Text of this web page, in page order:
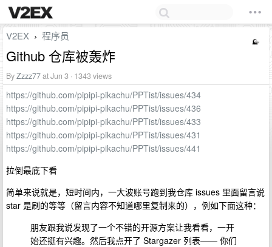
V2EX › 程序员
Github 仓库被轰炸
ByZzzz77at Jun 3 · 1343 views
https://github.com/pipipi-pikachu/PPTist/issues/434
https://github.com/pipipi-pikachu/PPTist/issues/436
https://github.com/pipipi-pikachu/PPTist/issues/433
https://github.com/pipipi-pikachu/PPTist/issues/431
https://github.com/pipipi-pikachu/PPTist/issues/441
拉倒最底下看
简单来说就是，短时间内，一大波账号跑到我仓库 issues 里面留言说
star 是刷的等等（留言内容不知道哪里复制来的），例如下面这种：
朋友跟我说发现了一个不错的开源方案让我看看，一开
始还挺有兴趣。然后我点开了 Stargazer 列表—— 你们